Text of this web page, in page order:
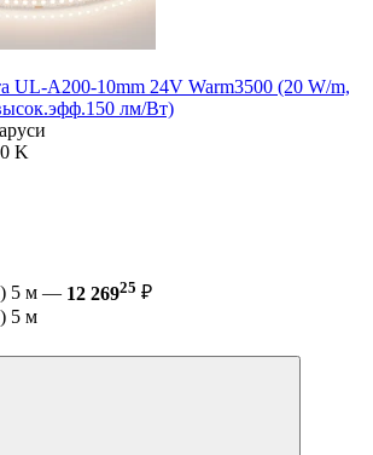
UL-A200-10mm 24V Warm3500 (20 W/m,
лм/Вт)
K
5 м — 12 26925 ₽
5 м